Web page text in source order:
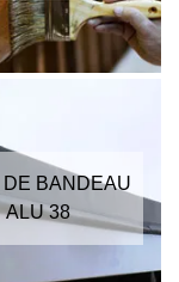
DE BANDEAU
ALU 38